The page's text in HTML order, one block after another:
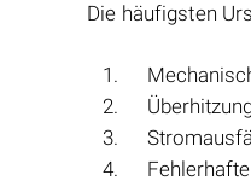
Die häufigsten